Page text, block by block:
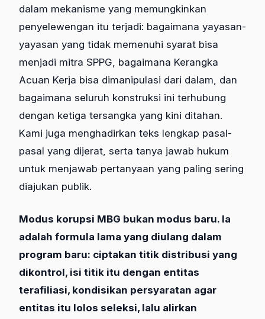
dalam mekanisme yang memungkinkan
penyelewengan itu terjadi: bagaimana yayasan-
yayasan yang tidak memenuhi syarat bisa
menjadi mitra SPPG, bagaimana Kerangka
Acuan Kerja bisa dimanipulasi dari dalam, dan
bagaimana seluruh konstruksi ini terhubung
dengan ketiga tersangka yang kini ditahan.
Kami juga menghadirkan teks lengkap pasal-
pasal yang dijerat, serta tanya jawab hukum
untuk menjawab pertanyaan yang paling sering
diajukan publik.
Modus korupsi MBG bukan modus baru. Ia
adalah formula lama yang diulang dalam
program baru: ciptakan titik distribusi yang
dikontrol, isi titik itu dengan entitas
terafiliasi, kondisikan persyaratan agar
entitas itu lolos seleksi, lalu alirkan